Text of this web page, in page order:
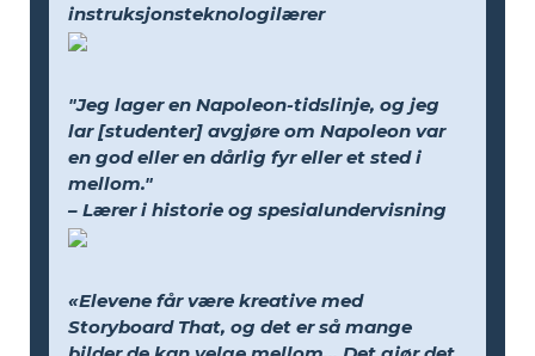
instruksjonsteknologilærer
"Jeg lager en Napoleon-tidslinje, og jeg
lar [studenter] avgjøre om Napoleon var
en god eller en dårlig fyr eller et sted i
mellom."
– Lærer i historie og spesialundervisning
«Elevene får være kreative med
Storyboard That, og det er så mange